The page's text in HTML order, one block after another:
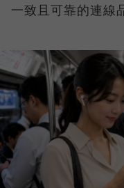
一致且可靠的連線